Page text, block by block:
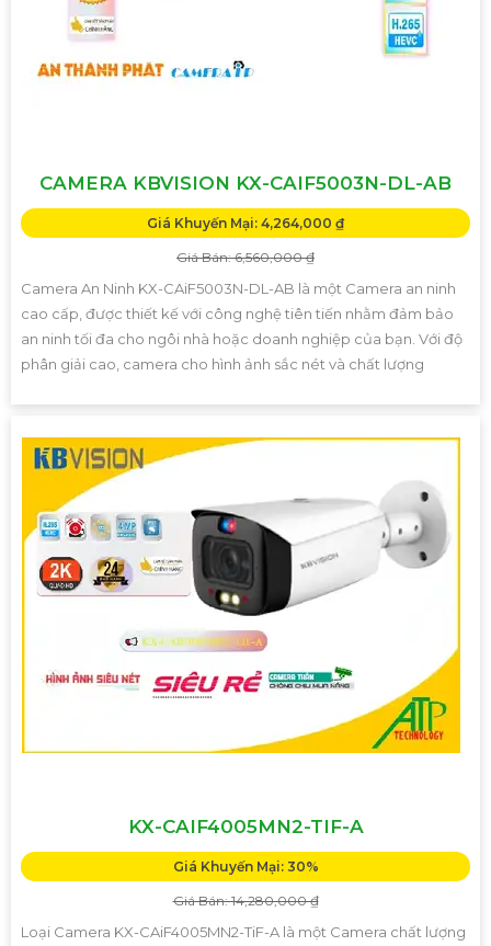
CAMERA KBVISION KX-CAIF5003N-DL-AB
Giá Khuyến Mại: 4,264,000 ₫
Giá Bán: 6,560,000 ₫
Camera An Ninh KX-CAiF5003N-DL-AB là một Camera an ninh
cao cấp, được thiết kế với công nghệ tiên tiến nhằm đảm bảo
an ninh tối đa cho ngôi nhà hoặc doanh nghiệp của bạn. Với độ
phân giải cao, camera cho hình ảnh sắc nét và chất lượng
KX-CAIF4005MN2-TIF-A
Giá Khuyến Mại: 30%
Giá Bán: 14,280,000 ₫
Loại Camera KX-CAiF4005MN2-TiF-A là một Camera chất lượng